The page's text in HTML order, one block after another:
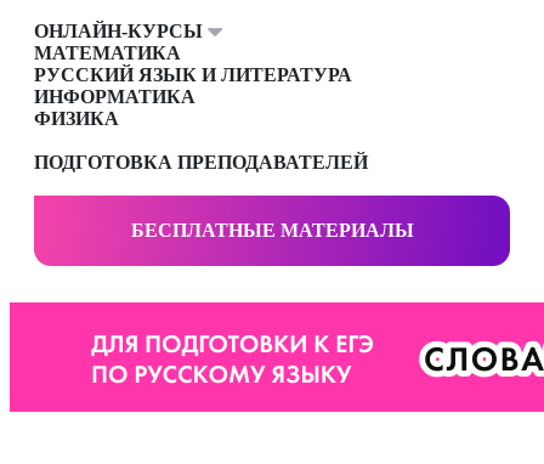
ОНЛАЙН-КУРСЫ
МАТЕМАТИКА
РУССКИЙ ЯЗЫК И ЛИТЕРАТУРА
ИНФОРМАТИКА
ФИЗИКА
ПОДГОТОВКА ПРЕПОДАВАТЕЛЕЙ
БЕСПЛАТНЫЕ МАТЕРИАЛЫ